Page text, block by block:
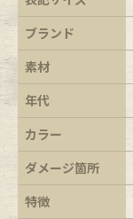
ブランド
素材
年代
カラー
ダメージ箇所
特徴